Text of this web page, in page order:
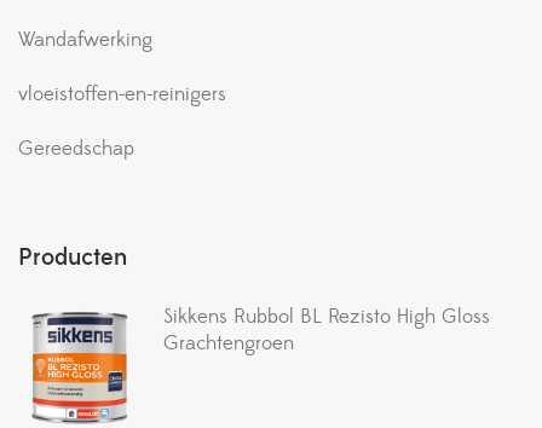
Wandafwerking
vloeistoffen-en-reinigers
Gereedschap
Producten
Sikkens Rubbol BL Rezisto High Gloss
Grachtengroen